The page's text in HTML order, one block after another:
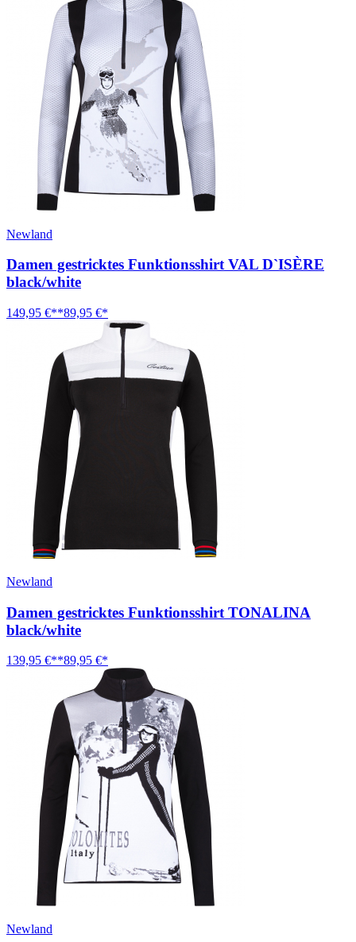
Newland
Damen gestricktes Funktionsshirt VAL D`ISÈRE
black/white
149,95 €**89,95 €*
Newland
Damen gestricktes Funktionsshirt TONALINA
black/white
139,95 €**89,95 €*
Newland